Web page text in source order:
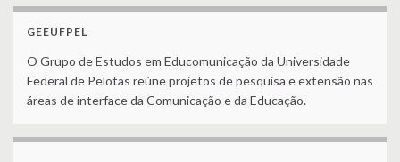
GEEUFPEL
O Grupo de Estudos em Educomunicação da Universidade
Federal de Pelotas reúne projetos de pesquisa e extensão nas
áreas de interface da Comunicação e da Educação.